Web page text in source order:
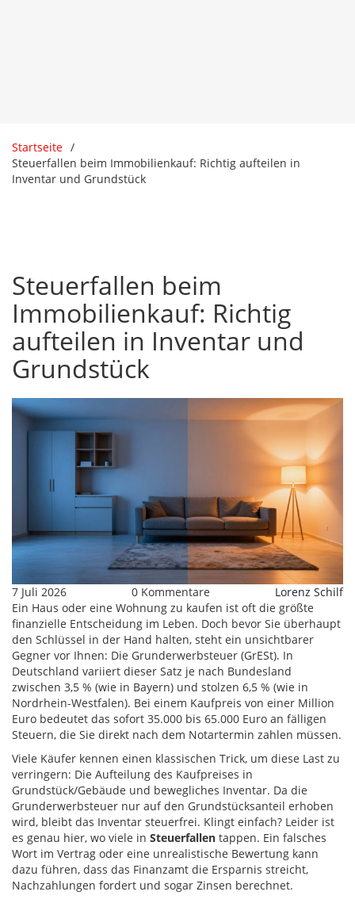
Startseite
Steuerfallen beim Immobilienkauf: Richtig aufteilen in
Inventar und Grundstück
Steuerfallen beim
Immobilienkauf: Richtig
aufteilen in Inventar und
Grundstück
7 Juli 2026 0 Kommentare
Lorenz Schilf
Ein Haus oder eine Wohnung zu kaufen ist oft die größte
finanzielle Entscheidung im Leben. Doch bevor Sie überhaupt
den Schlüssel in der Hand halten, steht ein unsichtbarer
Gegner vor Ihnen: Die Grunderwerbsteuer (GrESt). In
Deutschland variiert dieser Satz je nach Bundesland
zwischen 3,5 % (wie in Bayern) und stolzen 6,5 % (wie in
Nordrhein-Westfalen). Bei einem Kaufpreis von einer Million
Euro bedeutet das sofort 35.000 bis 65.000 Euro an fälligen
Steuern, die Sie direkt nach dem Notartermin zahlen müssen.
Viele Käufer kennen einen klassischen Trick, um diese Last zu
verringern: Die Aufteilung des Kaufpreises in
Grundstück/Gebäude und bewegliches Inventar. Da die
Grunderwerbsteuer nur auf den Grundstücksanteil erhoben
wird, bleibt das Inventar steuerfrei. Klingt einfach? Leider ist
es genau hier, wo viele in Steuerfallen tappen. Ein falsches
Wort im Vertrag oder eine unrealistische Bewertung kann
dazu führen, dass das Finanzamt die Ersparnis streicht,
Nachzahlungen fordert und sogar Zinsen berechnet.